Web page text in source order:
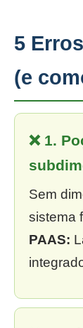
5
(e
❌ 1.
Sem
sistema
PAAS: